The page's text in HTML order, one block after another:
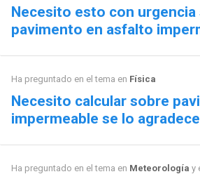
Necesito esto con urgencia
pavimento en asfalto
Ha preguntado en el tema en Física
Necesito calcular sobre
impermeable se lo
Ha preguntado en el tema en Meteorología y